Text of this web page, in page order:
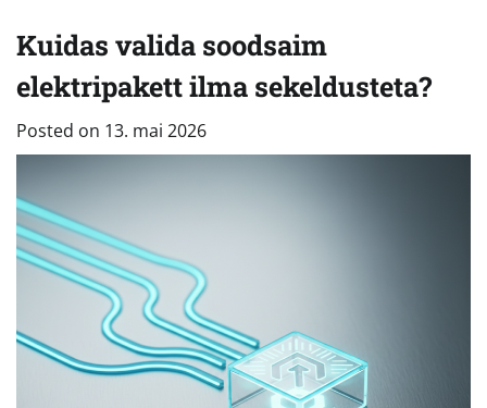
Kuidas valida soodsaim
elektripakett ilma sekeldusteta?
Posted on 13. mai 2026